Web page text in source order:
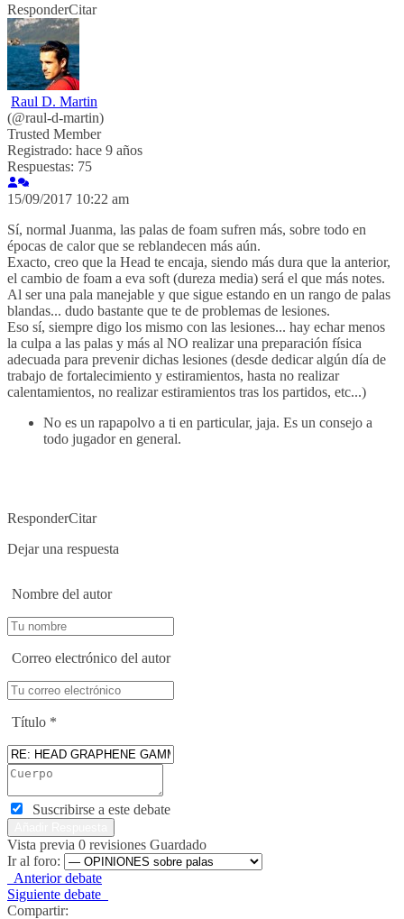
ResponderCitar
Raul D. Martin
(@raul-d-martin)
Trusted Member
Registrado: hace 9 años
Respuestas: 75
15/09/2017 10:22 am
Sí, normal Juanma, las palas de foam sufren más, sobre todo en
épocas de calor que se reblandecen más aún.
Exacto, creo que la Head te encaja, siendo más dura que la anterior,
el cambio de foam a eva soft (dureza media) será el que más notes.
Al ser una pala manejable y que sigue estando en un rango de palas
blandas... dudo bastante que te de problemas de lesiones.
Eso sí, siempre digo los mismo con las lesiones... hay echar menos
la culpa a las palas y más al NO realizar una preparación física
adecuada para prevenir dichas lesiones (desde dedicar algún día de
trabajo de fortalecimiento y estiramientos, hasta no realizar
calentamientos, no realizar estiramientos tras los partidos, etc...)
No es un rapapolvo a ti en particular, jaja. Es un consejo a
todo jugador en general.
ResponderCitar
Dejar una respuesta
Nombre del autor
Correo electrónico del autor
Título *
Suscribirse a este debate
Vista previa 0 revisiones Guardado
Ir al foro:
Anterior debate
Siguiente debate
Compartir: